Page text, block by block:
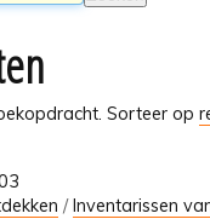
Sorteer op
/Inventarissen